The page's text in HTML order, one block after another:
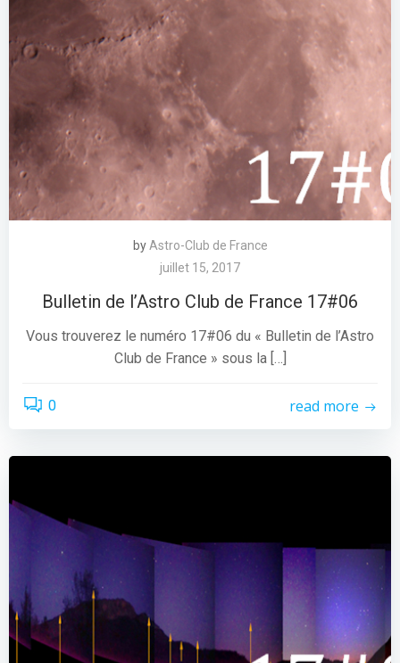
by Astro-Club de France
juillet 15, 2017
Bulletin de l’Astro Club de France 17#06
Vous trouverez le numéro 17#06 du « Bulletin de l’Astro
Club de France » sous la […]
0 read more